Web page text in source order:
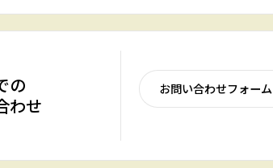
の
わせ
お問い合わせフォーム